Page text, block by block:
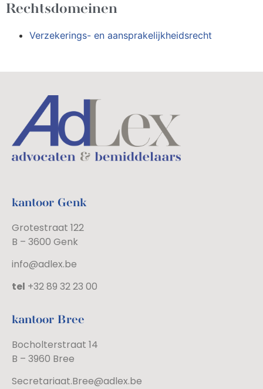
Rechtsdomeinen
Verzekerings- en aansprakelijkheidsrecht
kantoor Genk
Grotestraat 122
B – 3600 Genk
info@adlex.be
tel +32 89 32 23 00
kantoor Bree
Bocholterstraat 14
B – 3960 Bree
Secretariaat.Bree@adlex.be